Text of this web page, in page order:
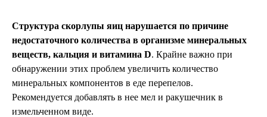
Структура скорлупы яиц нарушается по причине
недостаточного количества в организме минеральных
веществ, кальция и витамина D. Крайне важно при
обнаружении этих проблем увеличить количество
минеральных компонентов в еде перепелов.
Рекомендуется добавлять в нее мел и ракушечник в
измельченном виде.